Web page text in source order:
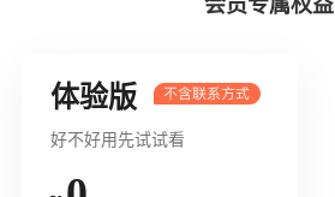
体验版
好不好用先试试看